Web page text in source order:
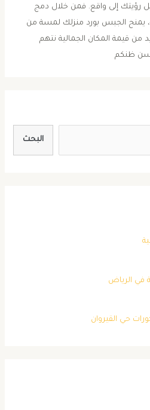
رؤيتك إلى واقع. فمن خلال دمج
يمنح الجبس بورد منزلك لمسة من
من قيمة المكان الجمالية نتهم
ظنكم
البحث
في الرياض
حي القيروان